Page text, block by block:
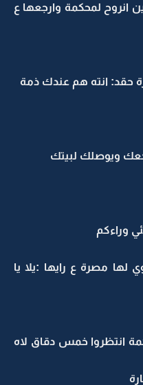
انروح لمحكمة وارجعها ع
حقد: انته هم عندك ذمة
ويوصلك لبيتك
وراءكم
مصرة ع رايها :يلا يا
انتظروا خمس دقاق لاه